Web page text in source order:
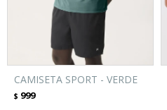
CAMISETA SPORT - VERDE
$ 999